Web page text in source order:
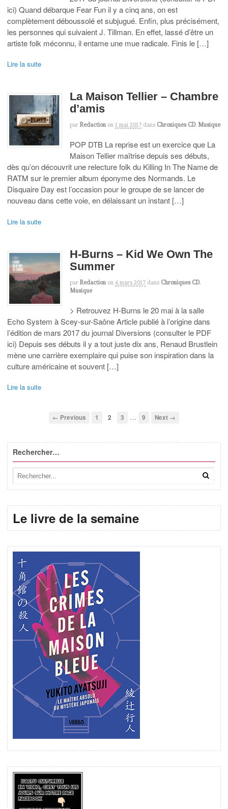
ici) Quand débarque Fear Fun il y a cinq ans, on est
complètement déboussolé et subjugué. Enfin, plus précisément,
les personnes qui suivaient J. Tillman. En effet, lassé d’être un
artiste folk méconnu, il entame une mue radicale. Finis le […]
Lire la suite
La Maison Tellier – Chambre
d’amis
par Redaction on 1 mai 2017 dans Chroniques CD, Musique
POP DTB La reprise est un exercice que La
Maison Tellier maîtrise depuis ses débuts,
dès qu’on découvrit une relecture folk du Killing In The Name de
RATM sur le premier album éponyme des Normands. Le
Disquaire Day est l’occasion pour le groupe de se lancer de
nouveau dans cette voie, en délaissant un instant […]
Lire la suite
H-Burns – Kid We Own The
Summer
par Redaction on 4 mars 2017 dans Chroniques CD,
Musique
> Retrouvez H-Burns le 20 mai à la salle
Echo System à Scey-sur-Saône Article publié à l’origine dans
l’édition de mars 2017 du journal Diversions (consulter le PDF
ici) Depuis ses débuts il y a tout juste dix ans, Renaud Brustlein
mène une carrière exemplaire qui puise son inspiration dans la
culture américaine et souvent […]
Lire la suite
← Previous 1 2 3 … 9 Next →
Rechercher…
Le livre de la semaine